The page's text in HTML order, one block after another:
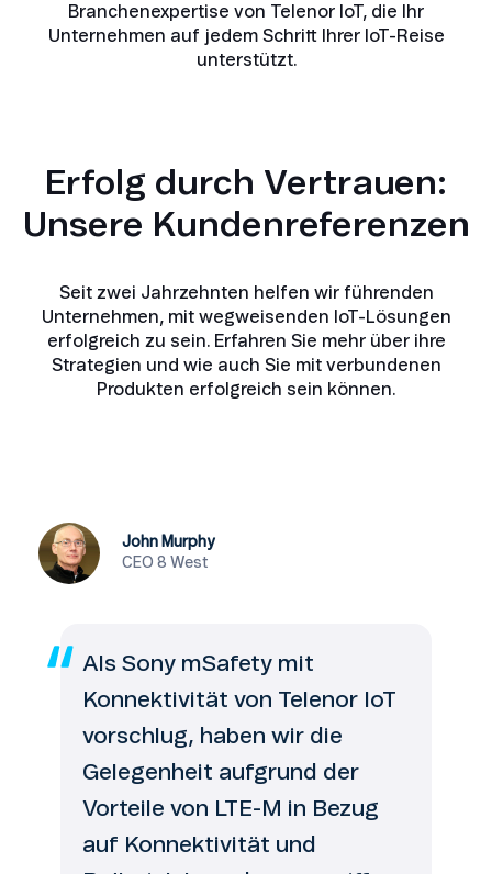
Branchenexpertise von Telenor IoT, die Ihr
Unternehmen auf jedem Schritt Ihrer IoT-Reise
unterstützt.
Erfolg durch Vertrauen:
Unsere Kundenreferenzen
Seit zwei Jahrzehnten helfen wir führenden
Unternehmen, mit wegweisenden IoT-Lösungen
erfolgreich zu sein. Erfahren Sie mehr über ihre
Strategien und wie auch Sie mit verbundenen
Produkten erfolgreich sein können.
Als Sony mSafety mit
Konnektivität von Telenor IoT
vorschlug, haben wir die
Gelegenheit aufgrund der
Vorteile von LTE-M in Bezug
auf Konnektivität und
John Murphy
CEO 8 West